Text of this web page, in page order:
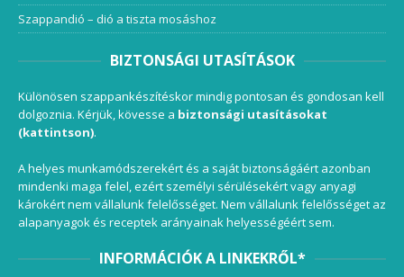
Szappandió – dió a tiszta mosáshoz
BIZTONSÁGI UTASÍTÁSOK
Különösen szappankészítéskor mindig pontosan és gondosan kell
dolgoznia. Kérjük, kövesse a biztonsági utasításokat
(kattintson).
A helyes munkamódszerekért és a saját biztonságáért azonban
mindenki maga felel, ezért személyi sérülésekért vagy anyagi
károkért nem vállalunk felelősséget. Nem vállalunk felelősséget az
alapanyagok és receptek arányainak helyességéért sem.
INFORMÁCIÓK A LINKEKRŐL*